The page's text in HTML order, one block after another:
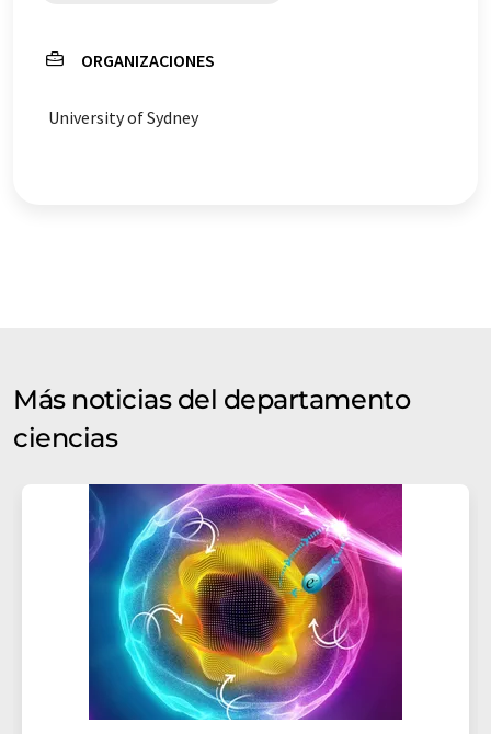
ORGANIZACIONES
University of Sydney
Más noticias del departamento
ciencias